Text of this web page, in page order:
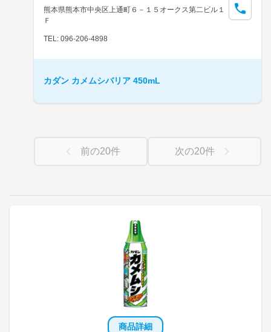
商品詳細
熊本県熊本市中央区上通町６－１５オークス第二ビル１
Ｆ
TEL: 096-206-4898
カダン カメムシバリア 450mL
前の20件 次の20件